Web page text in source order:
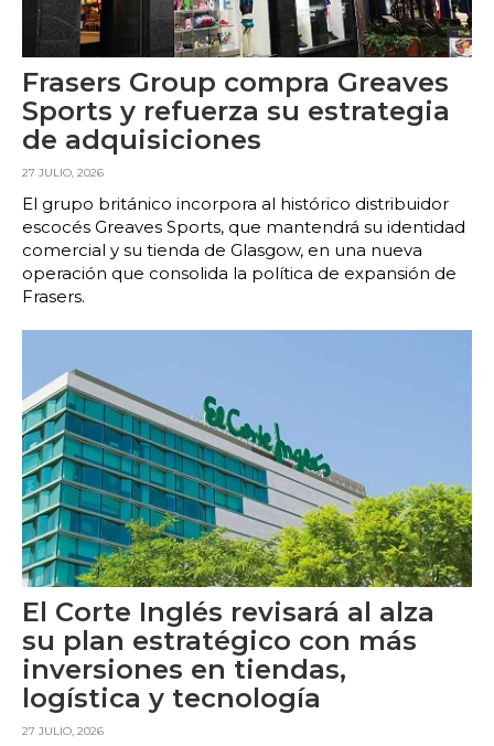
Frasers Group compra Greaves
Sports y refuerza su estrategia
de adquisiciones
27 JULIO, 2026
El grupo británico incorpora al histórico distribuidor
escocés Greaves Sports, que mantendrá su identidad
comercial y su tienda de Glasgow, en una nueva
operación que consolida la política de expansión de
Frasers.
El Corte Inglés revisará al alza
su plan estratégico con más
inversiones en tiendas,
logística y tecnología
27 JULIO, 2026